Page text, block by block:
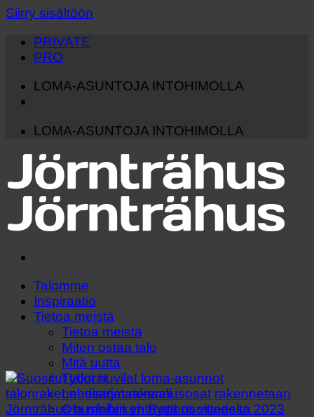
Siirry sisältöön
PRIVATE
PRO
LOMA-ASUNTOJA INTOHIMOLLA
LOMA-ASUNTOJA INTOHIMOLLA
Talomme
Inspiraatio
Tietoa meistä
Tietoa meistä
Miten ostaa talo
Mitä uutta
Työurat
Lehdistömateriaali
Ota meihin yhteyttä osoitteessa